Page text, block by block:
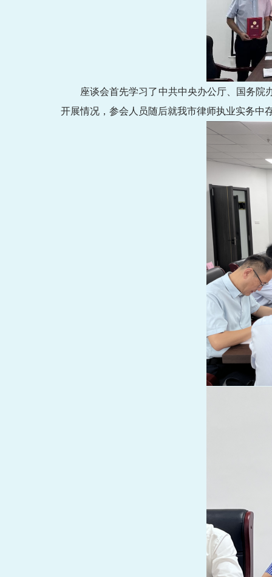
座谈会首先学习了中共中央办公厅、国务
开展情况，参会人员随后就我市律师执业实务中